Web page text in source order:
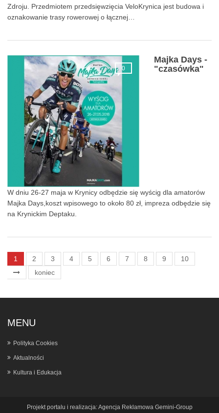
Zdroju. Przedmiotem przedsięwzięcia VeloKrynica jest budowa i
oznakowanie trasy rowerowej o łącznej…
0
Majka Days -
"czasówka"
W dniu 26-27 maja w Krynicy odbędzie się wyścig dla amatorów
Majka Days,koszt wpisowego to około 80 zł, impreza odbędzie się
na Krynickim Deptaku.
1 2 3 4 5 6 7 8 9
10
koniec
MENU
Polityka Cookies
Aktualności
Kultura i Edukacja
Projekt portalu i realizacja:Agencja Reklamowa Gemini-Group